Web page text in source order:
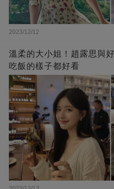
2023/12/12
溫柔的大小姐！趙露思與
吃飯的樣子都好看